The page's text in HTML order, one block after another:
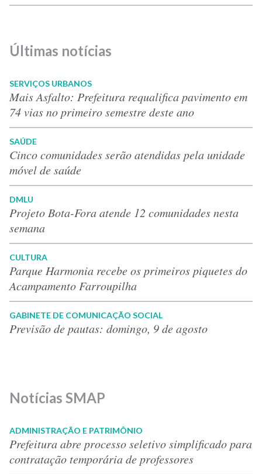
Últimas notícias
SERVIÇOS URBANOS
Mais Asfalto: Prefeitura requalifica pavimento em
74 vias no primeiro semestre deste ano
SAÚDE
Cinco comunidades serão atendidas pela unidade
móvel de saúde
DMLU
Projeto Bota-Fora atende 12 comunidades nesta
semana
CULTURA
Parque Harmonia recebe os primeiros piquetes do
Acampamento Farroupilha
GABINETE DE COMUNICAÇÃO SOCIAL
Previsão de pautas: domingo, 9 de agosto
Notícias SMAP
ADMINISTRAÇÃO E PATRIMÔNIO
Prefeitura abre processo seletivo simplificado para
contratação temporária de professores